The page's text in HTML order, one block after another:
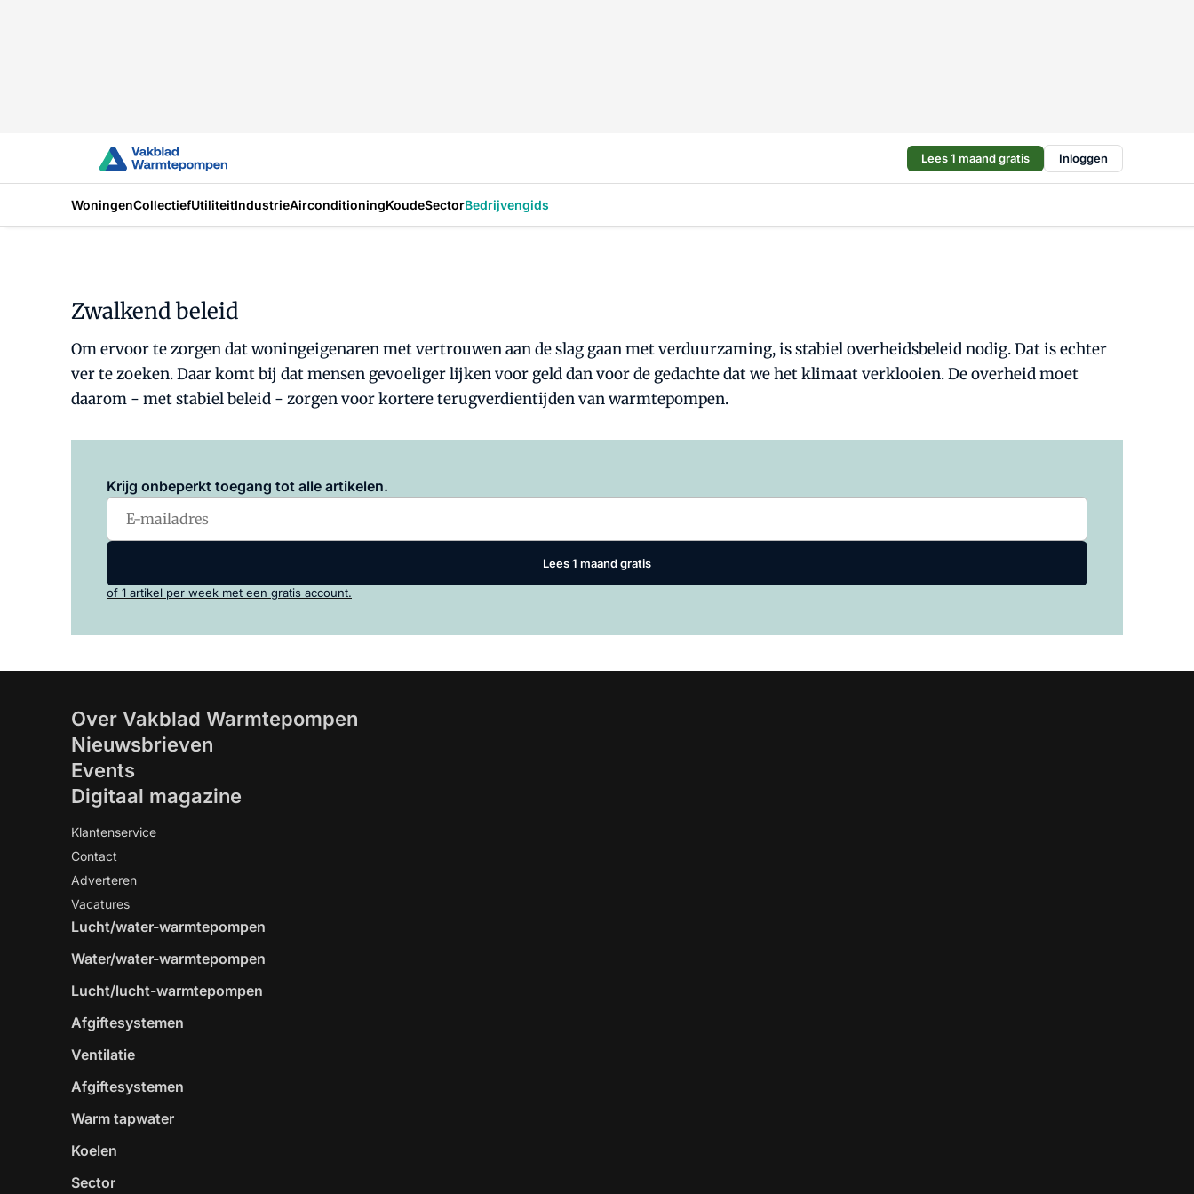
Lees 1 maand gratis Inloggen
WoningenCollectiefUtiliteitIndustrieAirconditioningKoudeSectorBedrijvengids
Zwalkend beleid
Om ervoor te zorgen dat woningeigenaren met vertrouwen aan de slag gaan met verduurzaming, is stabiel overheidsbeleid nodig. Dat is echter
ver te zoeken. Daar komt bij dat mensen gevoeliger lijken voor geld dan voor de gedachte dat we het klimaat verklooien. De overheid moet
daarom - met stabiel beleid - zorgen voor kortere terugverdientijden van warmtepompen.
Krijg onbeperkt toegang tot alle artikelen.
Lees 1 maand gratis
of 1 artikel per week met een gratis account.
Over Vakblad Warmtepompen
Nieuwsbrieven
Events
Digitaal magazine
Klantenservice
Contact
Adverteren
Vacatures
Lucht/water-warmtepompen
Water/water-warmtepompen
Lucht/lucht-warmtepompen
Afgiftesystemen
Ventilatie
Afgiftesystemen
Warm tapwater
Koelen
Sector